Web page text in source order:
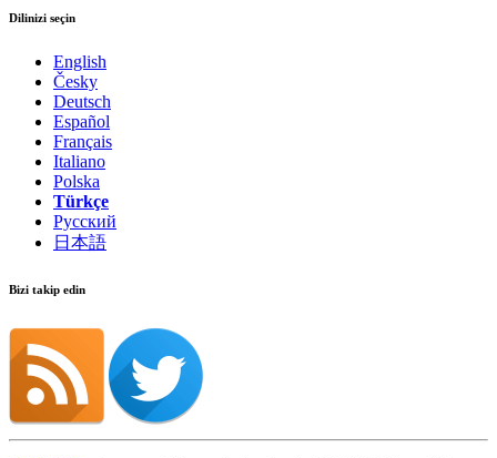
Dilinizi seçin
English
Česky
Deutsch
Español
Français
Italiano
Polska
Türkçe
Русский
日本語
Bizi takip edin